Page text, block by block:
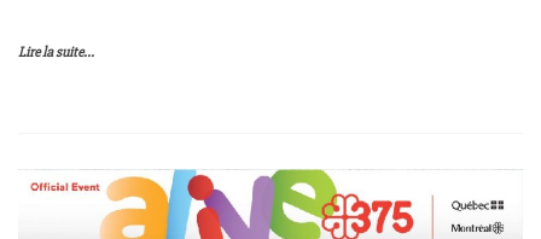
Lire la suite...